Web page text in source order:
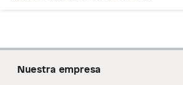
Nuestra empresa